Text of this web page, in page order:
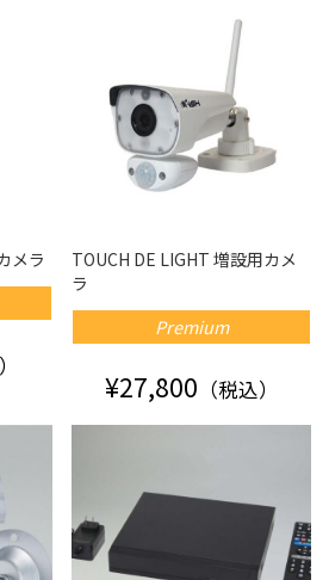
メラ
TOUCH DE LIGHT 増設用カメ
ラ
Premium
¥27,800 （税込）